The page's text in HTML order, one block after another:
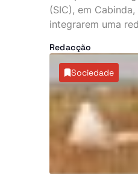
(SIC), em
integrarem uma
rede Vodacom,
terá desviado
e cinco milhões de
dinheiro
uma vida de luxo,
viaturas topo de
caros e festas
Redacção
Sociedade